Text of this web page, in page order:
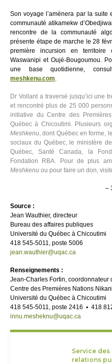
Son voyage l’amènera par la
communauté atikamekw
rencontre de la communauté
présente étape de marche le 28
première incursion en
Waswanipi et Oujé-Bougoumou.
une base quotidienne,
meshkenu.com
Dr Vollant a traversé jusqu’ici une
et rencontré plus de 25 000
initiative du Centre des
Québec à Chicoutimi. Plusieurs
Meshkenu , dont Québec en forme,
sociaux du Québec, le ministère
Québec, Santé Canada, la
Fondation RBA. Pour de plus
Meshkenu ou pour faire un don,
–
Source :
Jean Wauthier, directeur
Bureau des affaires publiques
Université du Québec à Chicoutimi
418 545-5011, poste 5006
jean.wauthier@uqac.ca
Renseignements :
Jean-Charles Fortin, coordonnateur
Centre des Premières Nations
Université du Québec à Chicoutimi
418 545-5011, poste 2416 ▪ 418
innu.mesheknu@uqac.ca
Service
relations